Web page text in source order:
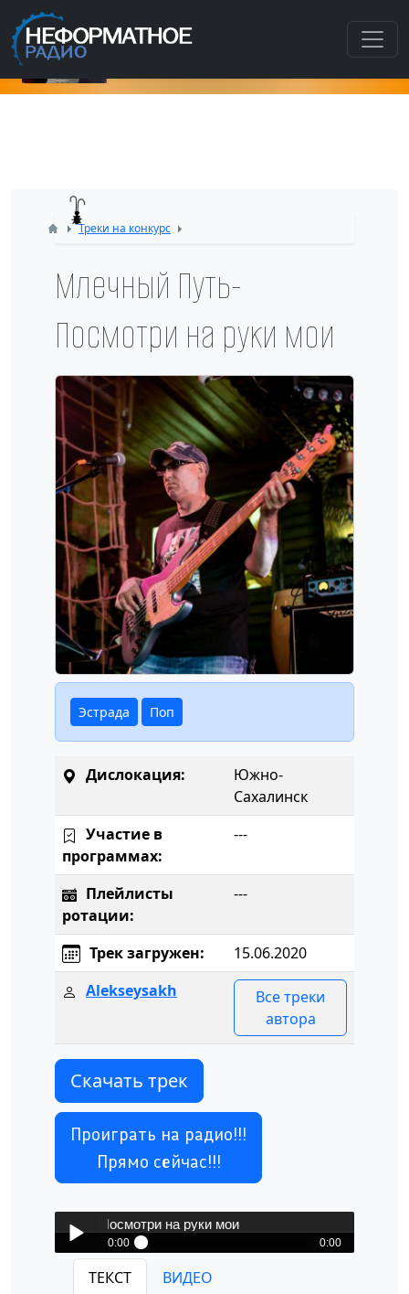
Как попасть в этот раздел???
Треки на конкурс
Млечный Путь-
Посмотри на руки мои
Эстрада Поп
Дислокация:
Южно-
Сахалинск
Участие в
программах:
---
Плейлисты
ротации:
---
Трек загружен:
15.06.2020
Alekseysakh
Все треки
автора
Скачать трек
Проиграть на радио!!!
Прямо сейчас!!!
Путь-Посмотри на руки мои
0:00 0:00
Млечный Путь-Посмотри на руки мои
ТЕКСТ ВИДЕО